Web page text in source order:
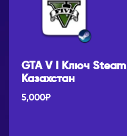
GTA V I Ключ Steam I
Казахстан
5,000₽